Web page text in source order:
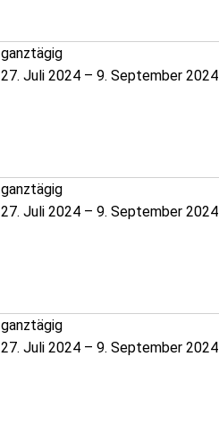
ganztägig
27. Juli 2024 – 9. September 2024
ganztägig
27. Juli 2024 – 9. September 2024
ganztägig
27. Juli 2024 – 9. September 2024